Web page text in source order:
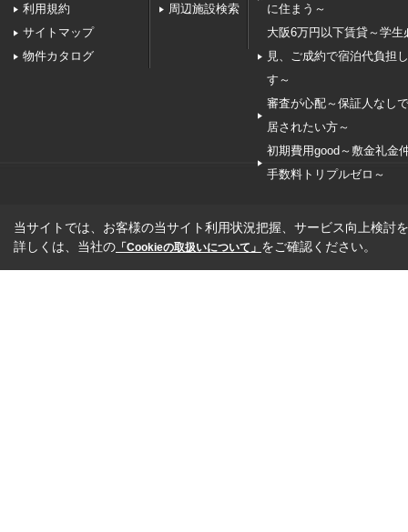
利用規約
サイトマップ
物件カタログ
周辺施設検索
に住まう～
大阪6万円以下賃貸～学生
見、ご成約で宿泊代負担
す～
審査が心配～保証人なし
居されたい方～
初期費用good～敷金礼金
手数料トリプルゼロ～
当サイトでは、お客様の当サイト利用状況把握、サービス向上検討
詳しくは、当社の 「Cookieの取扱いについて」 をご確認ください。